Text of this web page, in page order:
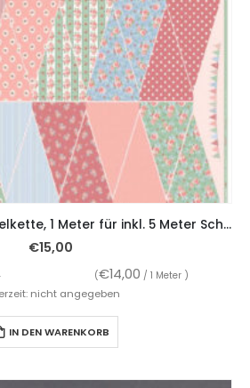
Stoffpanel für Wimpelkette, 1 Meter für inkl. 5 Meter Schrägband – rosa
€15,00
(€14,00 / 1 Meter )
nicht angegeben
IN DEN WARENKORB